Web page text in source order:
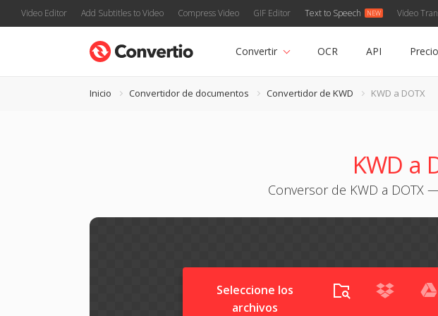
Video Editor Add Subtitles to Video Compress Video GIF Editor Text to Speech Video
Convertir OCR API Precio
Inicio Convertidor de documentos Convertidor de KWD KWD a DOTX
KWD a
Conversor de KWD a DOTX
Seleccione los
archivos